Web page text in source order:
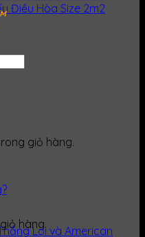
Điều Hòa Size 2m2
giỏ hàng.
hàng.
Lợi và American